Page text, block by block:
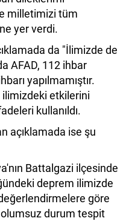
milletimizi tüm
yer verdi.
da "İlimizde de
AFAD, 112 ihbar
yapılmamıştır.
etkilerini
kullanıldı.
açıklamada ise şu
Battalgazi ilçesinde
deprem ilimizde
göre
durum tespit